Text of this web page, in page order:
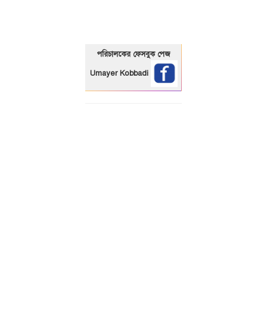
পরিচালকের ফেসবুক পেজ
Umayer Kobbadi